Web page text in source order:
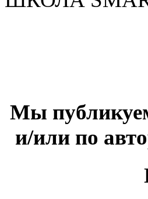
Мы
и/или по